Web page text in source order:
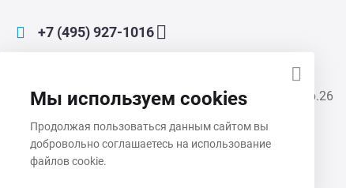
+7 (495) 927-1016
111033, Москва, Золоторожский Вал, д. 11, стр.26
Пн-Чт 8:00 - 17:00
Пт 8:00 - 16:00
Мы используем cookies
Продолжая пользоваться данным сайтом вы
добровольно соглашаетесь на использование
файлов cookie.